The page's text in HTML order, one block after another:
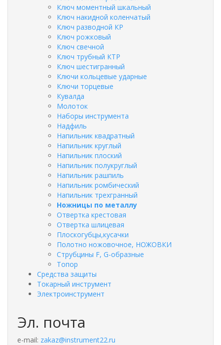
Ключ моментный шкальный
Ключ накидной коленчатый
Ключ разводной КР
Ключ рожковый
Ключ свечной
Ключ трубный КТР
Ключ шестигранный
Ключи кольцевые ударные
Ключи торцевые
Кувалда
Молоток
Наборы инструмента
Надфиль
Напильник квадратный
Напильник круглый
Напильник плоский
Напильник полукруглый
Напильник рашпиль
Напильник ромбический
Напильник трехгранный
Ножницы по металлу
Отвертка крестовая
Отвертка шлицевая
Плоскогубцы,кусачки
Полотно ножовочное, НОЖОВКИ
Струбцины F, G-образные
Топор
Средства защиты
Токарный инструмент
Электроинструмент
Эл. почта
e-mail: zakaz@instrument22.ru